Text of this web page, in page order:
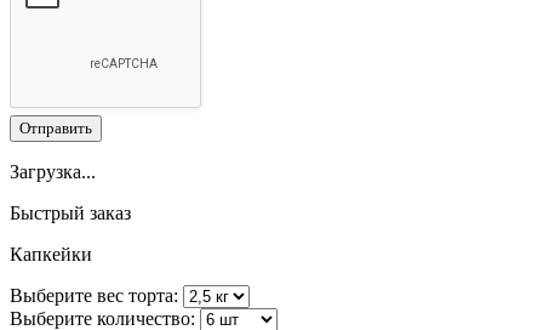
Отправить
Загрузка...
Быстрый заказ
Капкейки
Выберите вес торта:
Выберите количество: